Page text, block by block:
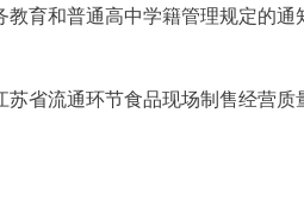
育和普通高中学籍管理规定的通
省流通环节食品现场制售经营